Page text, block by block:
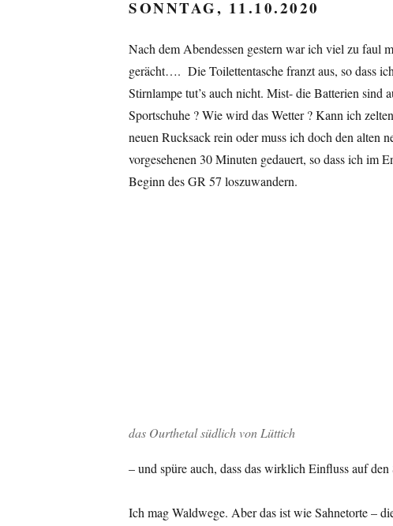
SONNTAG, 11.10.2020
Nach dem Abendessen gestern war ich viel zu faul
gerächt…. Die Toilettentasche franzt aus, so dass
Stirnlampe tut’s auch nicht. Mist- die Batterien sind
Sportschuhe ? Wie wird das Wetter ? Kann ich
neuen Rucksack rein oder muss ich doch den alten
vorgesehenen 30 Minuten gedauert, so dass ich im
Beginn des GR 57 loszuwandern.
das Ourthetal südlich von Lüttich
– und spüre auch, dass das wirklich Einfluss auf den
Ich mag Waldwege. Aber das ist wie Sahnetorte –